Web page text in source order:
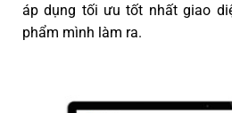
áp dụng tối ưu tốt nhất giao
phẩm mình làm ra.